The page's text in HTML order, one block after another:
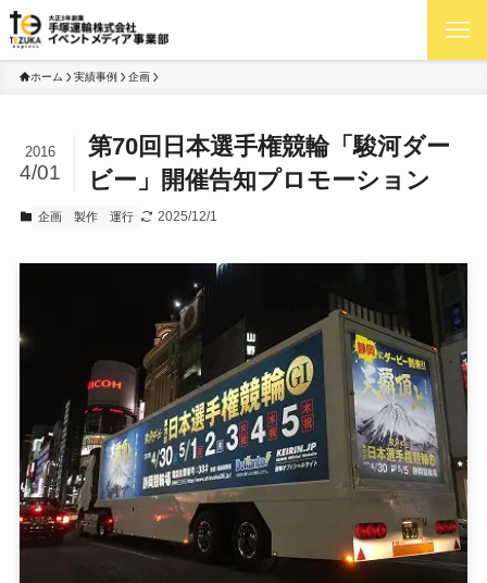
ホーム 実績事例 企画
第70回日本選手権競輪「駿河ダー
ビー」開催告知プロモーション
2016
4/01
企画 製作 運行 2025/12/1